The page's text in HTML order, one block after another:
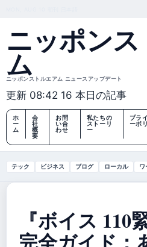
ニッポン
ム
ニッポンストルエアム ニュースアップデート
更新 08:42 16 本日の記事
ホ
ー
ム
会
社
概
要
お問
い合
わせ
私たちの
ストーリ
ー
プラ
ーポ
テック ビジネス ブログ ローカル ワ
『ボイス 110